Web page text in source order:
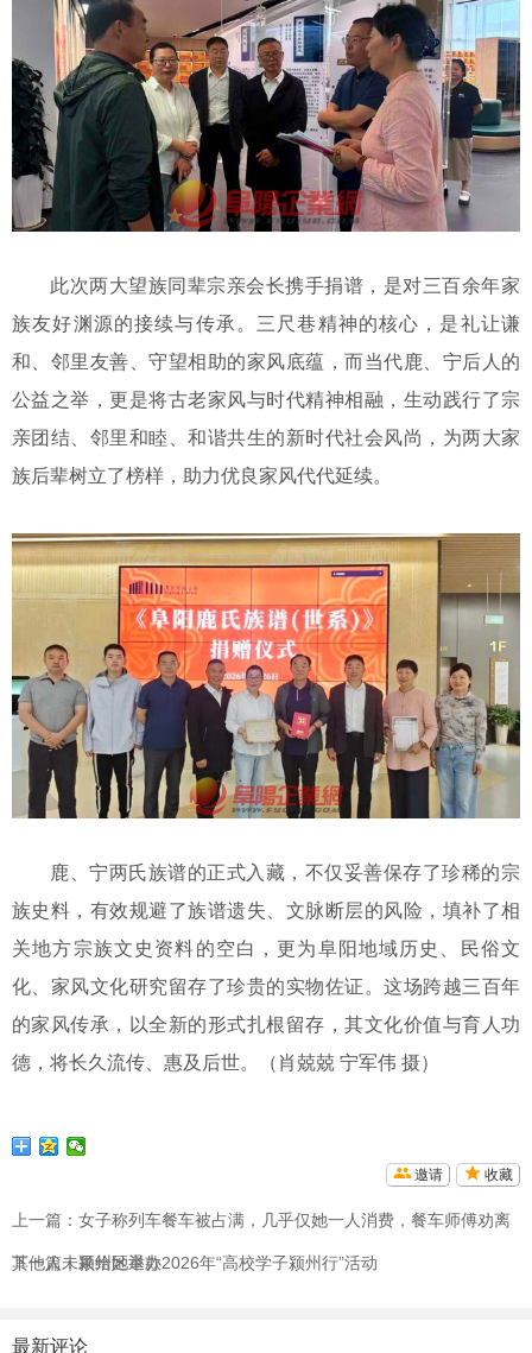
此次两大望族同辈宗亲会长携手捐谱，是对三百余年家
族友好渊源的接续与传承。三尺巷精神的核心，是礼让谦
和、邻里友善、守望相助的家风底蕴，而当代鹿、宁后人的
公益之举，更是将古老家风与时代精神相融，生动践行了宗
亲团结、邻里和睦、和谐共生的新时代社会风尚，为两大家
族后辈树立了榜样，助力优良家风代代延续。
鹿、宁两氏族谱的正式入藏，不仅妥善保存了珍稀的宗
族史料，有效规避了族谱遗失、文脉断层的风险，填补了相
关地方宗族文史资料的空白，更为阜阳地域历史、民俗文
化、家风文化研究留存了珍贵的实物佐证。这场跨越三百年
的家风传承，以全新的形式扎根留存，其文化价值与育人功
德，将长久流传、惠及后世。（肖兢兢 宁军伟 摄）
收藏
邀请
上一篇： 女子称列车餐车被占满，几乎仅她一人消费，餐车师傅劝离
其他人未果给她退款
下一篇：颍州区举办2026年“高校学子颍州行”活动
最新评论